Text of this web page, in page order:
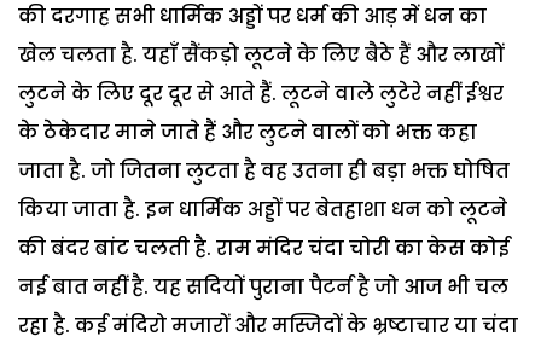
की दरगाह सभी धार्मिक अड्डों पर धर्म की आड़ में धन का
खेल चलता है. यहाँ सैंकड़ो लूटने के लिए बैठे हैं और लाखों
लुटने के लिए दूर दूर से आते हैं. लूटने वाले लुटेरे नहीं ईश्वर
के ठेकेदार माने जाते हैं और लुटने वालों को भक्त कहा
जाता है. जो जितना लुटता है वह उतना ही बड़ा भक्त घोषित
किया जाता है. इन धार्मिक अड्डों पर बेतहाशा धन को लूटने
की बंदर बांट चलती है. राम मंदिर चंदा चोरी का केस कोई
नई बात नहीं है. यह सदियों पुराना पैटर्न है जो आज भी चल
रहा है. कई मंदिरो मजारों और मस्जिदों के भ्रष्टाचार या चंदा